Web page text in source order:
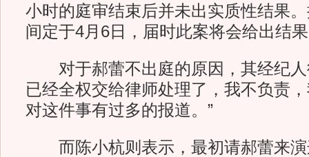
小时的庭审结束后并未出实质性结果
间定于4月6日，届时此案将会给出结
对于郝蕾不出庭的原因，其经纪人
已经全权交给律师处理了，我不负责
对这件事有过多的报道。”
而陈小杭则表示，最初请郝蕾来演